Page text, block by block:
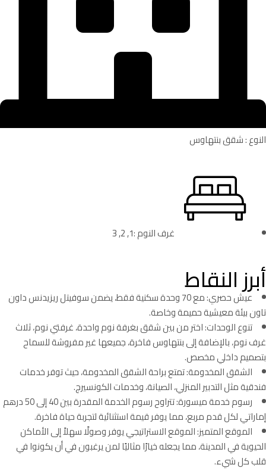
النوع : شقق بنتهاوس
غرف النوم :1, 2, 3
أبرز النقاط عيش حصري: مع 70 وحدة سكنية فقط، يضمن سوفيتل ريزيدنس داون
تاون بيئة معيشية حميمة وخاصة.
تنوع الوحدات: اختر من بين شقق بغرفة نوم واحدة، غرفتي نوم، ثلاث
غرف نوم، بالإضافة إلى بنتهاوس فاخرة، جميعها غير مفروشة للسماح
بتصميم داخلي مخصص.
الشقق المخدومة: تمتع براحة الشقق المخدومة، حيث توفر خدمات
فندقية مثل التدبير المنزلي، الصيانة، وخدمات الكونسيرج.
رسوم خدمة ميسورة: تتراوح رسوم الخدمة المقدرة بين 40 إلى 50 درهم
إماراتي لكل قدم مربع، مما يوفر قيمة استثنائية لتجربة حياة فاخرة.
الموقع المتميز: الموقع الاستراتيجي يوفر وصولًا سهلاً إلى الأماكن
الحيوية في المدينة، مما يجعله خيارًا مثاليًا لمن يرغبون في أن يكونوا في
قلب كل شيء.